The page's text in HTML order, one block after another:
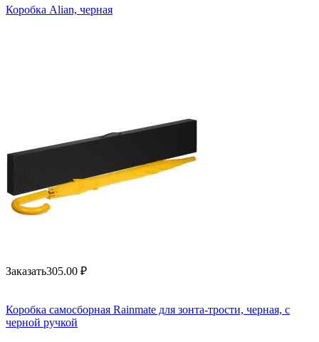
Коробка Alian, черная
Заказать305.00 ₽
Коробка самосборная Rainmate для зонта-трости, черная, с
черной ручкой